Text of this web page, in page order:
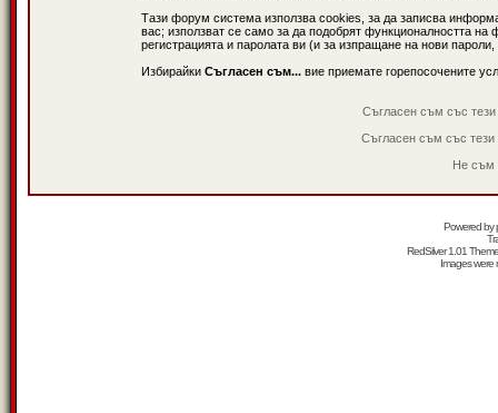
Тази форум система използва cookies, за да записва
вас; използват се само за да подобрят функционалността
регистрацията и паролата ви (и за изпращане на нови
Избирайки Съгласен съм... вие приемате горепосочените
Съгласен съм със
Съгласен съм със
Не съм
Powered by
RedSilver 1.01
Images were